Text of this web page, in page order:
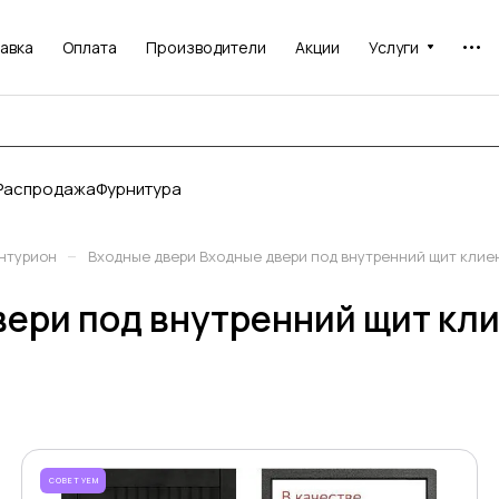
Оплата Производители Акции Услуги
Фурнитура
– Входные двери Входные двери под внутренний щит
под внутренний щит
СОВЕТУЕМ